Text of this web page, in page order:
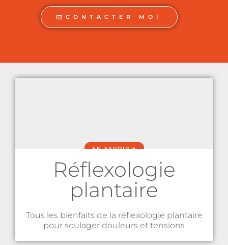
CONTACTER MOI
EN SAVOIR +
Réflexologie
plantaire
Tous les bienfaits de la réflexologie plantaire
pour soulager douleurs et tensions